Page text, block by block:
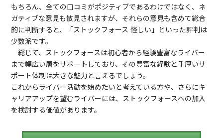
もちろん、全ての口コミがポジティブであるわけではなく、ネ
ガティブな意見も散見されますが、それらの意見も含めて総合
的に判断すると、「ストックフォース 怪しい」といった評判は
少数派です。
総じて、ストックフォースは初心者から経験豊富なライバー
まで幅広い層をサポートしており、その豊富な経験と手厚いサ
ポート体制は大きな魅力と言えるでしょう。
これからライバー活動を始めたいと考えている方や、さらにキ
ャリアアップを望むライバーには、ストックフォースへの加入
を検討する価値があります。